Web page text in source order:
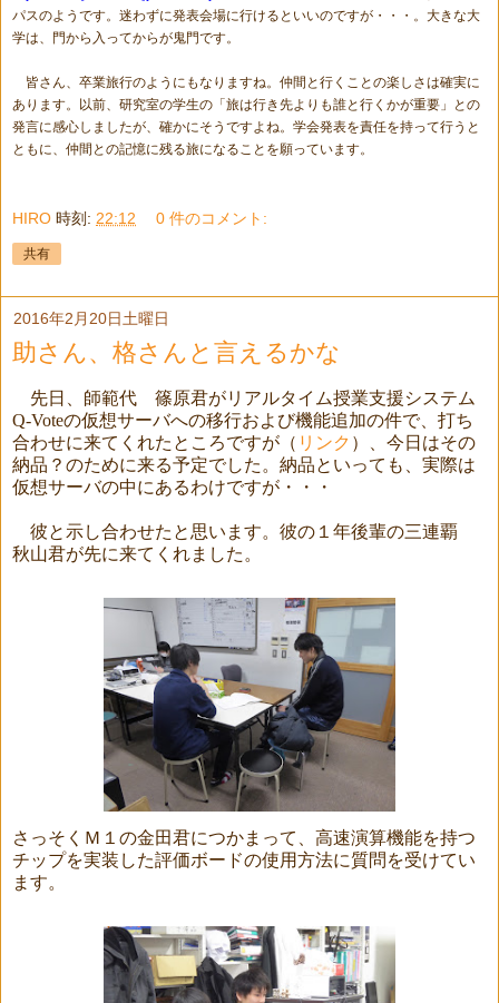
パスのようです。迷わずに発表会場に行けるといいのですが・・・。大きな大
学は、門から入ってからが鬼門です。
皆さん、卒業旅行のようにもなりますね。仲間と行くことの楽しさは確実に
あります。以前、研究室の学生の「旅は行き先よりも誰と行くかが重要」との
発言に感心しましたが、確かにそうですよね。学会発表を責任を持って行うと
ともに、仲間との記憶に残る旅になることを願っています。
HIRO 時刻: 22:12 0 件のコメント:
共有
2016年2月20日土曜日
助さん、格さんと言えるかな
先日、師範代 篠原君がリアルタイム授業支援システム
Q-Voteの仮想サーバへの移行および機能追加の件で、打ち
合わせに来てくれたところですが（ リンク ）、今日はその
納品？のために来る予定でした。納品といっても、実際は
仮想サーバの中にあるわけですが・・・
彼と示し合わせたと思います。彼の１年後輩の三連覇
秋山君が先に来てくれました。
さっそくＭ１の金田君につかまって、高速演算機能を持つ
チップを実装した評価ボードの使用方法に質問を受けてい
ます。